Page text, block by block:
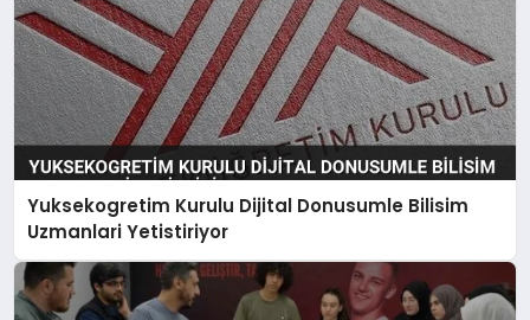
Yuksekogretim Kurulu Dijital Donusumle Bilisim
Uzmanlari Yetistiriyor